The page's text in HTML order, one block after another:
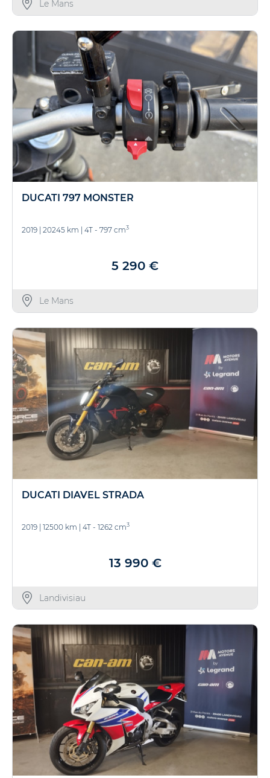
Le Mans
DUCATI 797 MONSTER
2019 20245 km 4T - 797 cm3
5 290 €
Le Mans
DUCATI DIAVEL STRADA
2019 | 12500 km | 4T - 1262 cm3
13 990 €
Landivisiau